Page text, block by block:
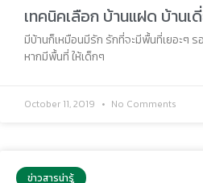
เทคนิคเลือก บ้านแฝด บ้านเ
มีบ้านก็เหมือนมีรัก รักที่จะมีพื้นที่เยอะๆ
หากมีพื้นที่ ให้เด็กๆ
October 11, 2019 No Comments
ข่าวสารน่ารู้